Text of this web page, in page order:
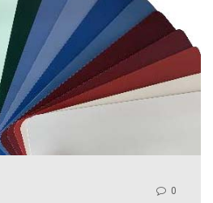
0